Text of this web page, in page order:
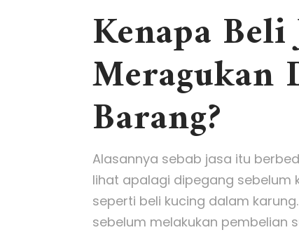
Kenapa
Meragukan
Barang?
Alasannya sebab jasa itu
lihat apalagi dipegang sebelum
seperti beli kucing dalam
sebelum melakukan pembelian